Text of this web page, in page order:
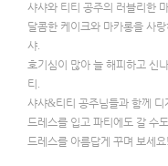
샤샤와 티티 공주의 러블리한
달콤한 케이크와 마카롱을 사
샤.
호기심이 많아 늘 해피하고 신
티 .
샤샤&티티 공주님들과 함께
드레스를 입고 파티에도 갈 수
드레스를 아름답게 꾸며 보세요!